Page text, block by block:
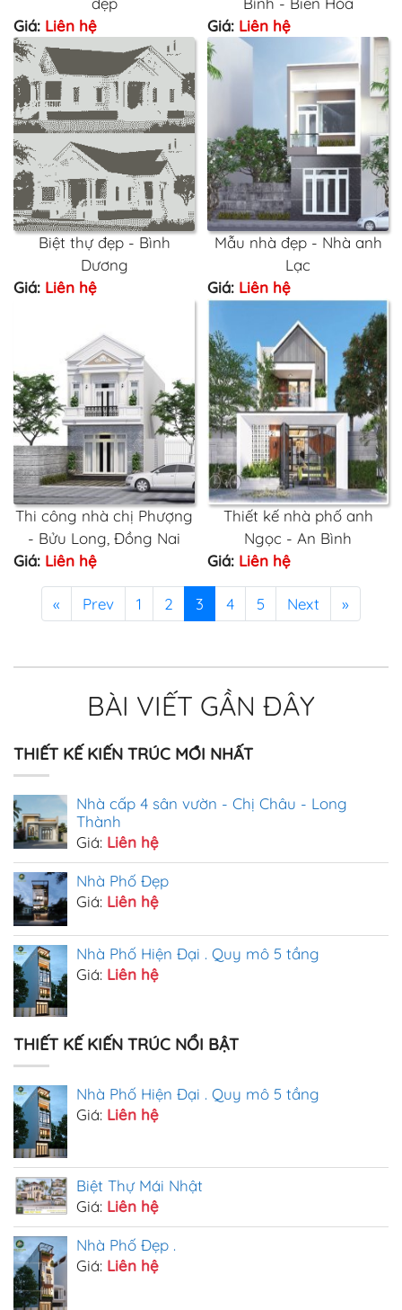
Giá: Liên hệ
Giá: Liên hệ
Biệt thự đẹp - Bình
Dương
Giá: Liên hệ
Mẫu nhà đẹp - Nhà anh
Lạc
Giá: Liên hệ
Thi công nhà chị Phượng
- Bửu Long, Đồng Nai
Giá: Liên hệ
Thiết kế nhà phố anh
Ngọc - An Bình
Giá: Liên hệ
« Prev 1 2 3 4 5 Next »
BÀI VIẾT GẦN ĐÂY
THIẾT KẾ KIẾN TRÚC MỚI NHẤT
Nhà cấp 4 sân vườn - Chị Châu - Long
Thành
Giá: Liên hệ
Nhà Phố Đẹp
Giá: Liên hệ
Nhà Phố Hiện Đại . Quy mô 5 tầng
Giá: Liên hệ
THIẾT KẾ KIẾN TRÚC NỔI BẬT
Nhà Phố Hiện Đại . Quy mô 5 tầng
Giá: Liên hệ
Biệt Thự Mái Nhật
Giá: Liên hệ
Nhà Phố Đẹp .
Giá: Liên hệ